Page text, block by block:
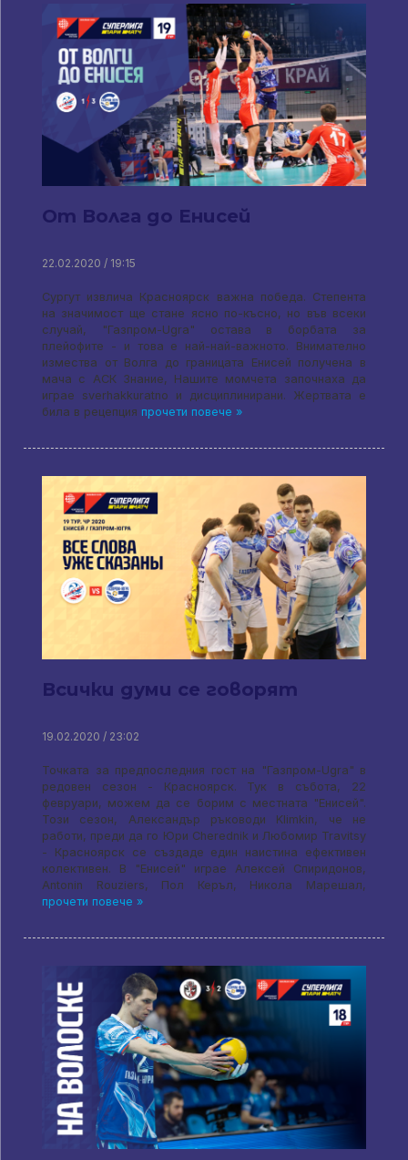
От Волга до Енисей
22.02.2020 / 19:15
Сургут извлича Красноярск важна победа. Степента
на значимост ще стане ясно по-късно, но във всеки
случай, "Газпром-Ugra" остава в борбата за
плейофите - и това е най-най-важното. Внимателно
измества от Волга до границата Енисей получена в
мача с АСК Знание, Нашите момчета започнаха да
играе sverhakkuratno и дисциплинирани. Жертвата е
била в рецепция прочети повече »
Всички думи се говорят
19.02.2020 / 23:02
Точката за предпоследния гост на "Газпром-Ugra" в
редовен сезон - Красноярск. Тук в събота, 22
февруари, можем да се борим с местната "Енисей".
Този сезон, Александър ръководи Klimkin, че не
работи, преди да го Юри Cherednik и Любомир Travitsy
- Красноярск се създаде един наистина ефективен
колективен. В "Енисей" играе Алексей Спиридонов,
Antonin Rouziers, Пол Керъл, Никола Марешал,
прочети повече »